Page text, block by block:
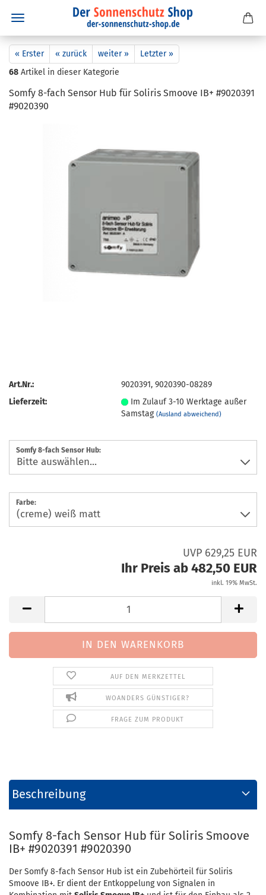
« Erster « zurück weiter »
Letzter »
68 Artikel in dieser Kategorie
Somfy 8-​fach Sen­sor Hub für So­li­ris Smoo­ve IB+ #9020391
#9020390
Art.Nr.:
9020391, 9020390-08289
Lieferzeit:
Im Zulauf 3-10 Werktage außer
Samstag(Ausland abweichend)
Somfy 8-fach Sensor Hub:
Farbe:
UVP 629,25 EUR
Ihr Preis ab 482,50 EUR
inkl. 19% MwSt.
AUF DEN MERKZETTEL
WOANDERS GÜNSTIGER?
FRAGE ZUM PRODUKT
Beschreibung
Somfy 8-fach Sensor Hub für Soliris Smoove
IB+ #9020391 #9020390
Der Somfy 8-fach Sensor Hub ist ein Zubehörteil für Soliris
Smoove IB+. Er dient der Entkoppelung von Signalen in